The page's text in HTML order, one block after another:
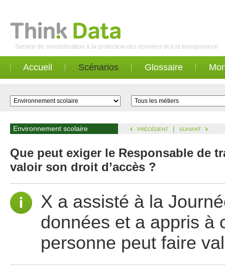
Service de sensibilisation à la protection des données et à la transparence
Accueil Scénarios Glossaire
Environnement scolaire PRÉCÉDENT | SUIVANT
Que peut exiger le Responsable de
valoir son droit d’accès ?
X a assisté à la
données et a appris à
personne peut faire